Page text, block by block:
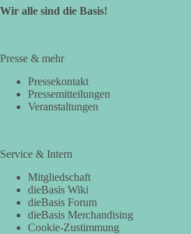
Wir alle sind die Basis!
Presse & mehr
Pressekontakt
Pressemitteilungen
Veranstaltungen
Service & Intern
Mitgliedschaft
dieBasis Wiki
dieBasis Forum
dieBasis Merchandising
Cookie-Zustimmung